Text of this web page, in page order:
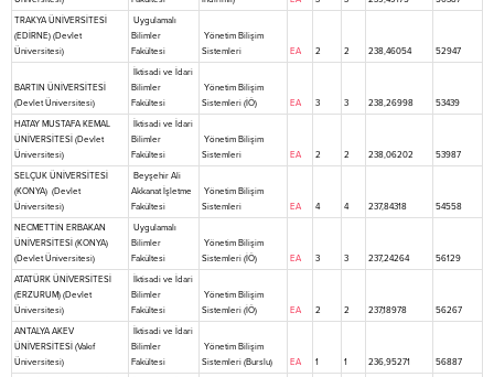
TRAKYA ÜNİVERSİTESİ
(EDİRNE) (Devlet
Üniversitesi)
Uygulamalı
Bilimler
Fakültesi
Yönetim Bilişim
Sistemleri
EA 2 2 238,46054 52947
BARTIN ÜNİVERSİTESİ
(Devlet Üniversitesi)
İktisadi ve İdari
Bilimler
Fakültesi
Yönetim Bilişim
Sistemleri (İÖ)
EA 3 3 238,26998 53439
HATAY MUSTAFA KEMAL
ÜNİVERSİTESİ (Devlet
Üniversitesi)
İktisadi ve İdari
Bilimler
Fakültesi
Yönetim Bilişim
Sistemleri
EA 2 2 238,06202 53987
SELÇUK ÜNİVERSİTESİ
(KONYA) (Devlet
Üniversitesi)
Beyşehir Ali
Akkanat İşletme
Fakültesi
Yönetim Bilişim
Sistemleri
EA 4 4 237,84318 54558
NECMETTİN ERBAKAN
ÜNİVERSİTESİ (KONYA)
(Devlet Üniversitesi)
Uygulamalı
Bilimler
Fakültesi
Yönetim Bilişim
Sistemleri (İÖ)
EA 3 3 237,24264 56129
ATATÜRK ÜNİVERSİTESİ
(ERZURUM) (Devlet
Üniversitesi)
İktisadi ve İdari
Bilimler
Fakültesi
Yönetim Bilişim
Sistemleri (İÖ)
EA 2 2 237,18978 56267
ANTALYA AKEV
ÜNİVERSİTESİ (Vakıf
Üniversitesi)
İktisadi ve İdari
Bilimler
Fakültesi
Yönetim Bilişim
Sistemleri (Burslu)
EA 1 1 236,95271 56887